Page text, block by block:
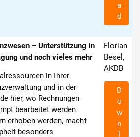
a
d
– Unterstützung in
und noch vieles mehr
in Ihrer
und in der
hier, wo Rechnungen
bearbeitet werden
erhoben werden, macht
besonders
Florian
Besel,
AKDB
D
o
w
n